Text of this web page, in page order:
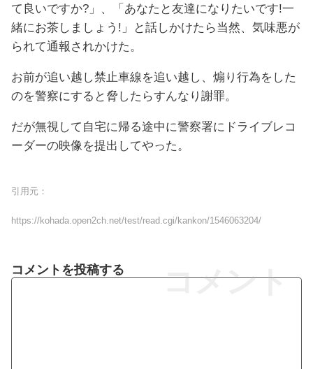
て良いですか?」、「あなたと友達になりたいです!一
緒にお茶しましょう!」と話しかけたら当然、気味悪が
られて通報されかけた。
お前が追い越し禁止車線を追い越し、煽り行為をした
のを警察にすると脅したらすんなり謝罪。
だが無視して自宅に帰る途中に警察署にドライブレコ
ーダーの映像を提出してやった。
引用元：
https://kohada.open2ch.net/test/read.cgi/kankon/1546063204/
コメント
コメントを投稿する